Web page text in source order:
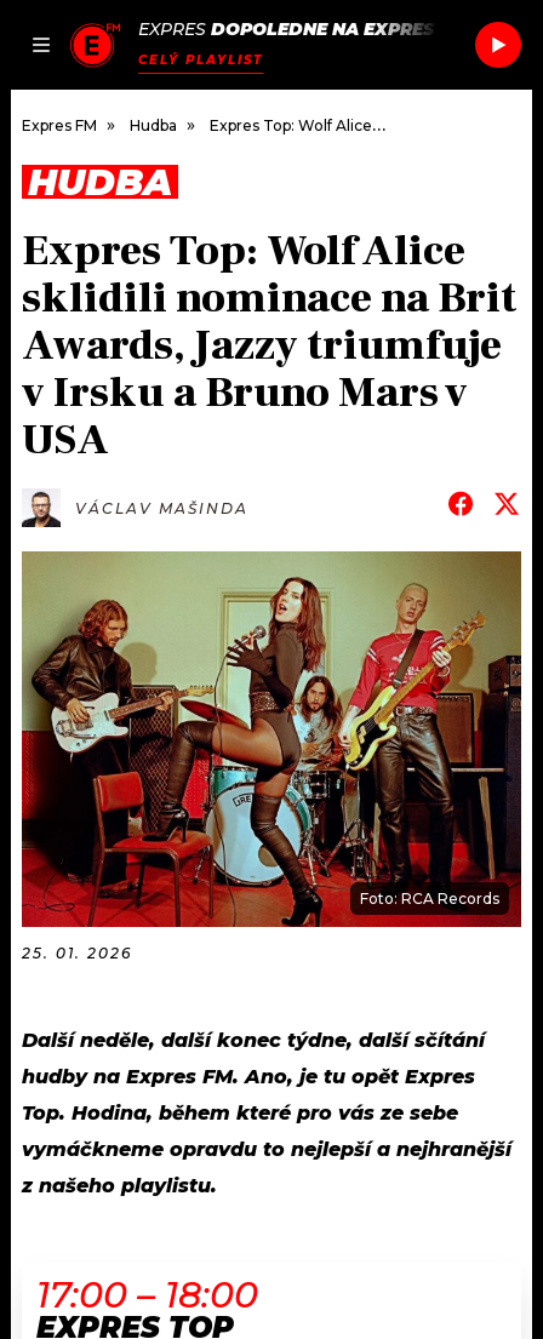
JAK
SEZNAM.CZ
EXPRES DOPOLEDNE NA EXPRES FM /
CELÝ PLAYLIST
DOMŮ
ČLÁNKY
HUDBA
ROZHOVORY
#NEBUDUDOMA
KALENDÁŘ
KVÍZY
VIP
TRENDY
KULTURA
MIX
OSTATNÍ
PODCASTY
JAK NALADIT
RÁDIO
APLIKACE
PLAYLIST
JAK NALADIT
SOUTĚŽE
Expres FM Hudba Expres Top: Wolf Alice sklidili nominace na Brit Awards, Jazzy triumfuje v Irsku a Bruno Mars v USA
HUDBA
Expres Top: Wolf Alice
sklidili nominace na Brit
Awards, Jazzy triumfuje
v Irsku a Bruno Mars v
USA
VÁCLAV MAŠINDA
Foto: RCA Records
25. 01. 2026
Další neděle, další konec týdne, další sčítání
hudby na Expres FM. Ano, je tu opět Expres
Top. Hodina, během které pro vás ze sebe
vymáčkneme opravdu to nejlepší a nejhranější
z našeho playlistu.
17:00 – 18:00
EXPRES TOP